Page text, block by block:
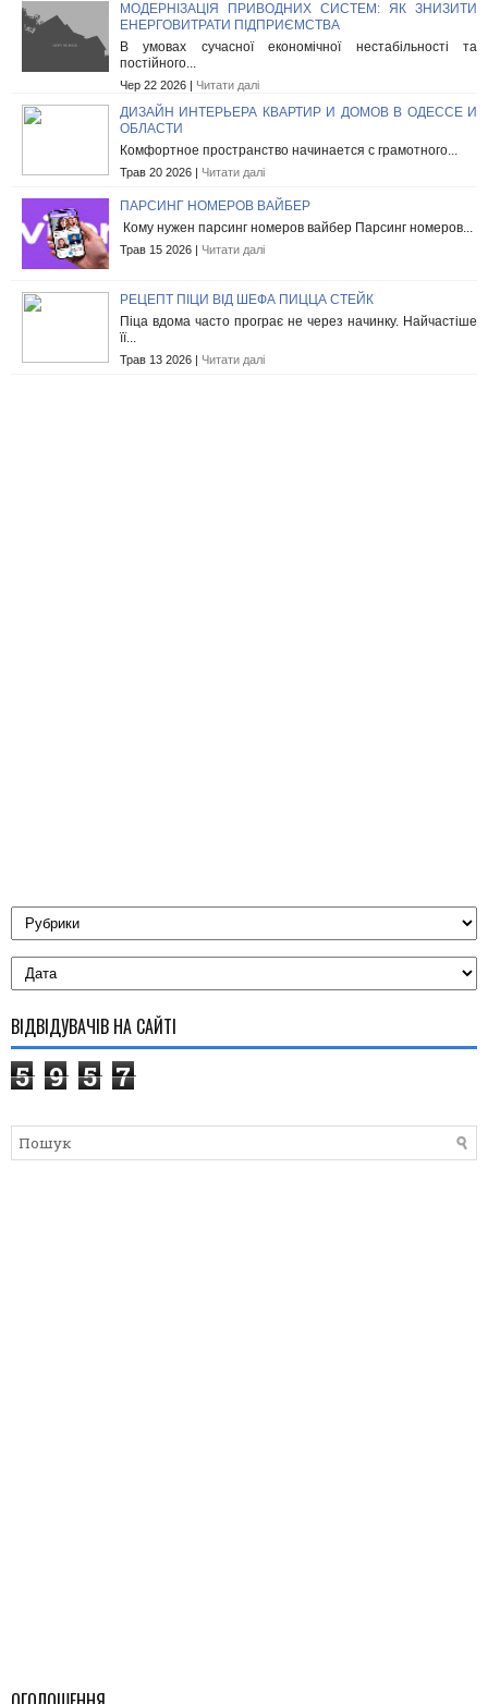
МОДЕРНІЗАЦІЯ ПРИВОДНИХ СИСТЕМ: ЯК ЗНИЗИТИ
ЕНЕРГОВИТРАТИ ПІДПРИЄМСТВА
В умовах сучасної економічної нестабільності та
постійного...
Чер 22 2026 | Читати далі
ДИЗАЙН ИНТЕРЬЕРА КВАРТИР И ДОМОВ В ОДЕССЕ И
ОБЛАСТИ
Комфортное пространство начинается с грамотного...
Трав 20 2026 | Читати далі
ПАРСИНГ НОМЕРОВ ВАЙБЕР
Кому нужен парсинг номеров вайбер Парсинг номеров...
Трав 15 2026 | Читати далі
РЕЦЕПТ ПІЦИ ВІД ШЕФА ПИЦЦА СТЕЙК
Піца вдома часто програє не через начинку. Найчастіше
її...
Трав 13 2026 | Читати далі
ВІДВІДУВАЧІВ НА САЙТІ
5 9 5 7